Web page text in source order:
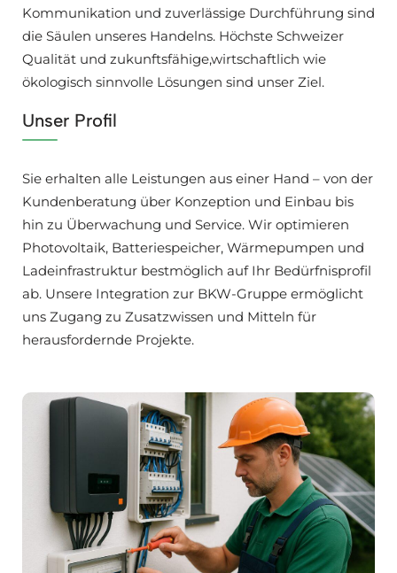
Kommunikation und zuverlässige Durchführung sind
die Säulen unseres Handelns. Höchste Schweizer
Qualität und zukunftsfähige,wirtschaftlich wie
ökologisch sinnvolle Lösungen sind unser Ziel.
Unser Profil
Sie erhalten alle Leistungen aus einer Hand – von der
Kundenberatung über Konzeption und Einbau bis
hin zu Überwachung und Service. Wir optimieren
Photovoltaik, Batteriespeicher, Wärmepumpen und
Ladeinfrastruktur bestmöglich auf Ihr Bedürfnisprofil
ab. Unsere Integration zur BKW-Gruppe ermöglicht
uns Zugang zu Zusatzwissen und Mitteln für
herausfordernde Projekte.